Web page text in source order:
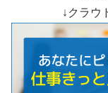
↓クラウ